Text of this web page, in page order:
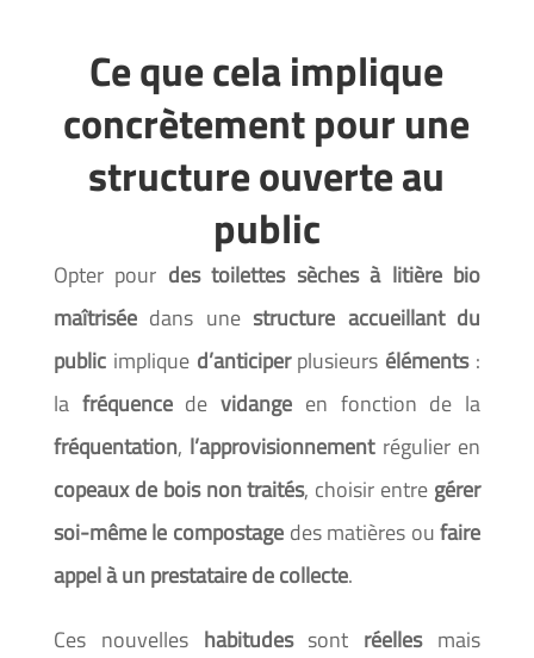
Ce que cela implique
concrètement pour une
structure ouverte au
public
Opter pour des toilettes sèches à litière bio
maîtriséedans une structure accueillant du
publicimplique d’anticiperplusieurs éléments:
la fréquencedevidange en fonction de la
fréquentation, l’approvisionnementrégulier en
copeaux de bois non traités, choisir entre gérer
soi-même le compostagedes matières oufaire
appel à un prestataire de collecte.
Ces nouvelles habitudessont réellesmais